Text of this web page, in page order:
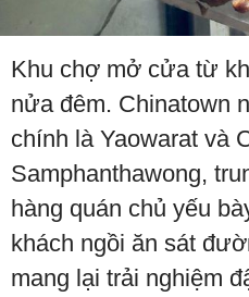
Khu chợ mở cửa từ
nửa đêm. Chinatown
chính là Yaowarat và
Samphanthawong,
hàng quán chủ yếu
khách ngồi ăn sát
mang lại trải nghiệm